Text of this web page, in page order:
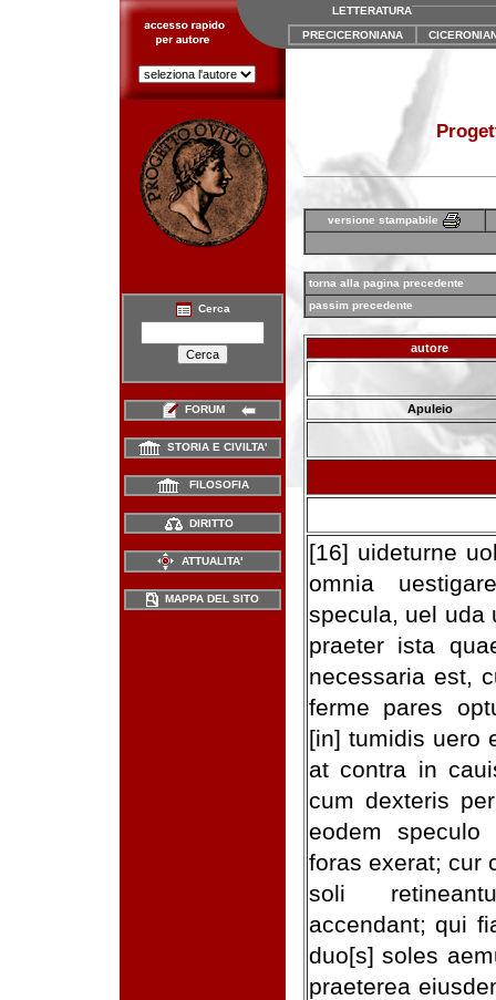
LETTERATURA
PRECICERONIANA
Cerca
FORUM
STORIA E CIVILTA'
FILOSOFIA
DIRITTO
ATTUALITA'
MAPPA DEL SITO
versione stampabile
torna alla pagina precedente
passim precedente
autore
Apuleio
[16] uideturne
omnia
specula, uel uda
praeter ista
necessaria est,
ferme pares
[in] tumidis uero
at contra in
cum dexteris
eodem speculo
foras exerat; cur
soli
accendant; qui
duo[s] soles
praeterea